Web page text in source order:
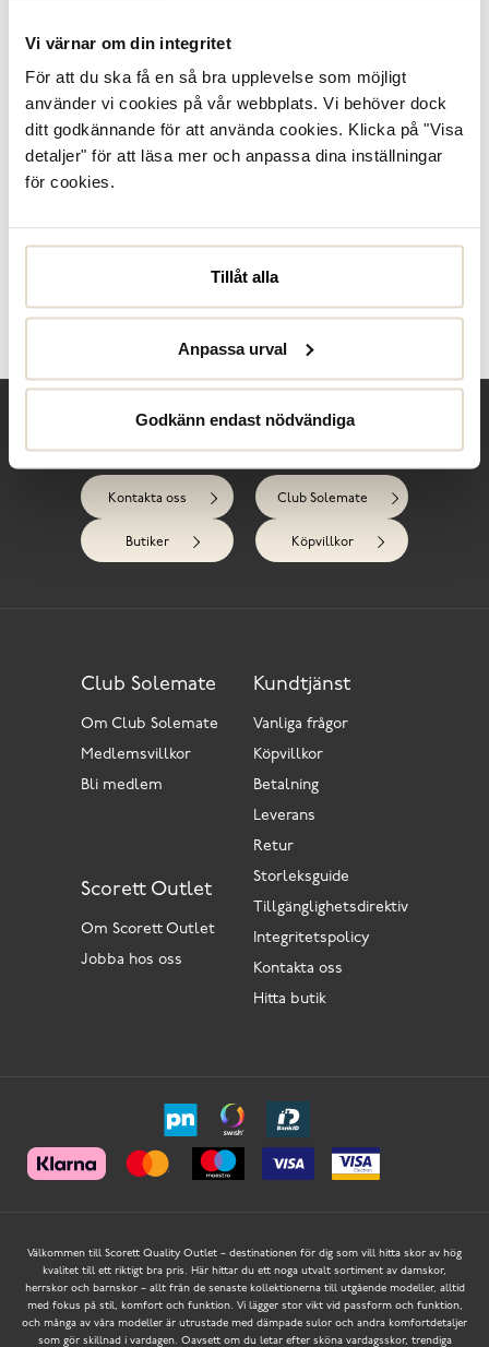
Vi värnar om din integritet
För att du ska få en så bra upplevelse som möjligt
använder vi cookies på vår webbplats. Vi behöver dock
ditt godkännande för att använda cookies. Klicka på "Visa
detaljer" för att läsa mer och anpassa dina inställningar
för cookies.
Tillåt alla
Anpassa urval
Godkänn endast nödvändiga
Produktbeskrivning
Sneakers från Rieker i grön skinnimitation och
funktionssnörning. Rieker-Air sula som erbjuder en lätt och
stötdämpande känsla hela dagen. Mjuk uttagbar innersula
för extra komfort och anpassning. Per...
Kontakta oss Club Solemate
Butiker Köpvillkor
Kundtjänst
Vanliga frågor
Köpvillkor
Betalning
Leverans
Retur
Storleksguide
Tillgänglighetsdirektiv
Integritetspolicy
Kontakta oss
Hitta butik
Scorett Outlet
Om Scorett Outlet
Jobba hos oss
Club Solemate
Om Club Solemate
Medlemsvillkor
Bli medlem
Välkommen till Scorett Quality Outlet – destinationen för dig som vill hitta skor av hög
kvalitet till ett riktigt bra pris. Här hittar du ett noga utvalt sortiment av damskor,
herrskor och barnskor – allt från de senaste kollektionerna till utgående modeller, alltid
med fokus på stil, komfort och funktion. Vi lägger stor vikt vid passform och funktion,
och många av våra modeller är utrustade med dämpade sulor och andra komfortdetaljer
som gör skillnad i vardagen. Oavsett om du letar efter sköna vardagsskor, trendiga